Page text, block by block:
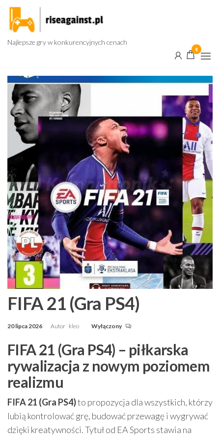
Przejdź
treści
Najlepsze gry w konkurencyjnych cenach
0
FIFA 21 (Gra PS4)
20 lipca 2026 Autor kleo Wyłączony
FIFA 21 (Gra PS4) – piłkarska
rywalizacja z nowym poziomem
realizmu
FIFA 21 (Gra PS4)to propozycja dla wszystkich, którzy
lubią kontrolować grę, budować przewagę i wygrywać
dzięki kreatywności. Tytuł od EA Sports stawia na